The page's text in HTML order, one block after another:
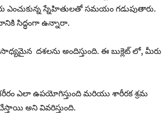
ఎంచుకున్న స్నేహితులతో సమయం గడుపుతారు.
సిద్ధంగా ఉన్నారా.
దశలను అందిస్తుంది. ఈ బుక్లెట్ లో, మీరు
ఎలా ఉపయోగిస్తుంది మరియు శారీరక శ్రమ
అని వివరిస్తుంది.